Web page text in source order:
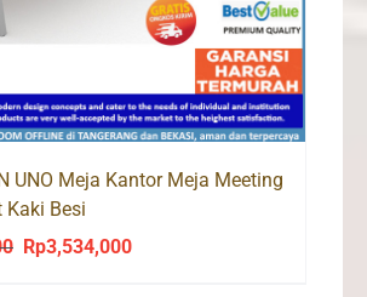
UNO Meja Kantor Meja Meeting
Kaki Besi
Original
Rp3,534,000Current